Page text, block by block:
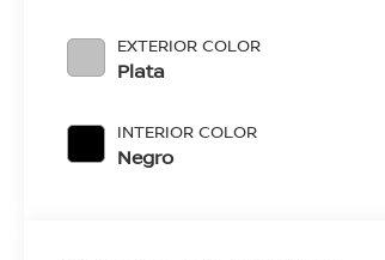
EXTERIOR COLOR
Plata
INTERIOR COLOR
Negro